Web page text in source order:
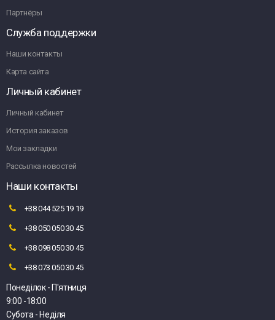
Партнёры
Служба поддержки
Наши контакты
Карта сайта
Личный кабинет
Личный кабинет
История заказов
Мои закладки
Рассылка новостей
Наши контакты
+38 044 525 19 19
+38 050 050 30 45
+38 098 050 30 45
+38 073 050 30 45
Понеділок - П'ятниця
9:00 -18:00
Субота - Неділя